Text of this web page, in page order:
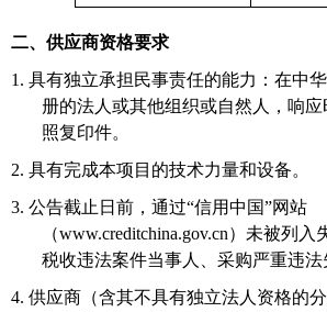
二、供应商资格要求
1. 具有独立承担民事责任的能力：在中
册的法人或其他组织或自然人，响
照复印件。
2. 具有完成本项目的技术力量和设备。
3. 公告截止日前，通过“信用中国”网站
（www.creditchina.gov.cn）未被列
税收违法案件当事人、采购严重违法
4. 供应商（含其不具有独立法人资格的